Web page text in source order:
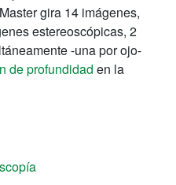
gira 14 imágenes,
estereoscópicas, 2
-una por ojo-
de profundidad en la